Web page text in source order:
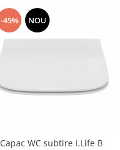
-45% NOU
Capac WC subtire I.Life B